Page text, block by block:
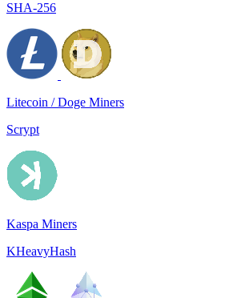
SHA-256
Litecoin / Doge Miners
Scrypt
Kaspa Miners
KHeavyHash